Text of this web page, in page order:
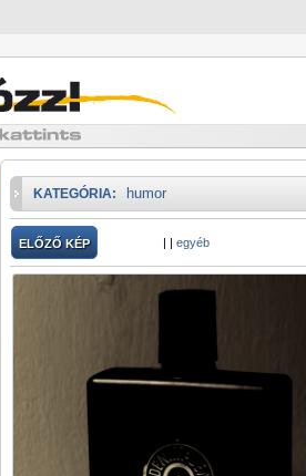
KATEGÓRIA: humor
ELŐZŐ KÉP | | egyéb